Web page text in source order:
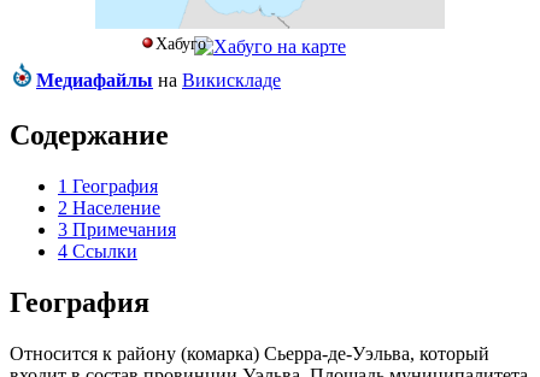
Хабуго
Медиафайлы на Викискладе
Содержание
1 География
2 Население
3 Примечания
4 Ссылки
География
Относится к району (комарка) Сьерра-де-Уэльва, который